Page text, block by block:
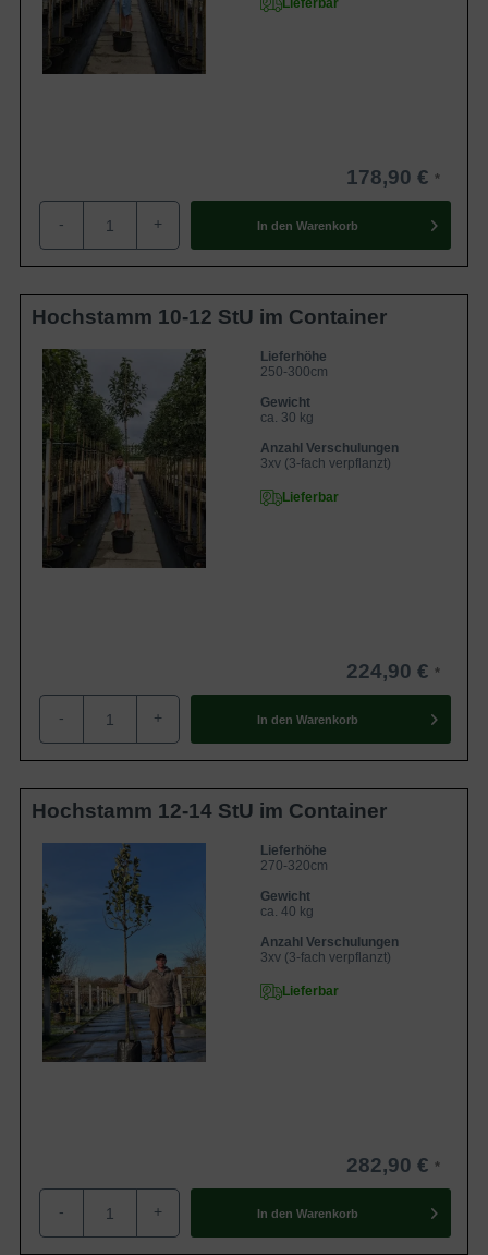
Lieferbar
178,90 €
- + In den Warenkorb
Hochstamm 10-12 StU im Container
Lieferhöhe
250-300cm
Gewicht
ca. 30 kg
Anzahl Verschulungen
3xv (3-fach verpflanzt)
Lieferbar
224,90 €
- + In den Warenkorb
Hochstamm 12-14 StU im Container
Lieferhöhe
270-320cm
Gewicht
ca. 40 kg
Anzahl Verschulungen
3xv (3-fach verpflanzt)
Lieferbar
282,90 €
- + In den Warenkorb